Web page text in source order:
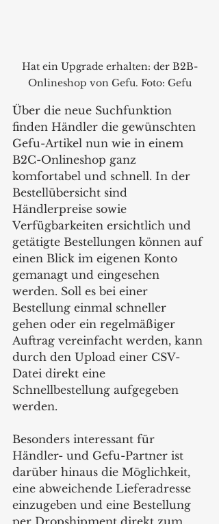
Hat ein Upgrade erhalten: der B2B-
Onlineshop von Gefu. Foto: Gefu
Über die neue Suchfunktion
finden Händler die gewünschten
Gefu-Artikel nun wie in einem
B2C-Onlineshop ganz
komfortabel und schnell. In der
Bestellübersicht sind
Händlerpreise sowie
Verfügbarkeiten ersichtlich und
getätigte Bestellungen können auf
einen Blick im eigenen Konto
gemanagt und eingesehen
werden. Soll es bei einer
Bestellung einmal schneller
gehen oder ein regelmäßiger
Auftrag vereinfacht werden, kann
durch den Upload einer CSV-
Datei direkt eine
Schnellbestellung aufgegeben
werden.
Besonders interessant für
Händler- und Gefu-Partner ist
darüber hinaus die Möglichkeit,
eine abweichende Lieferadresse
einzugeben und eine Bestellung
per Dropshipment direkt zum